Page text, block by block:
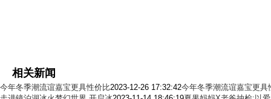
相关新闻
今年冬季潮流谊嘉宝更具性价比2023-12-26 17:32:42今年冬季潮流谊嘉宝更具